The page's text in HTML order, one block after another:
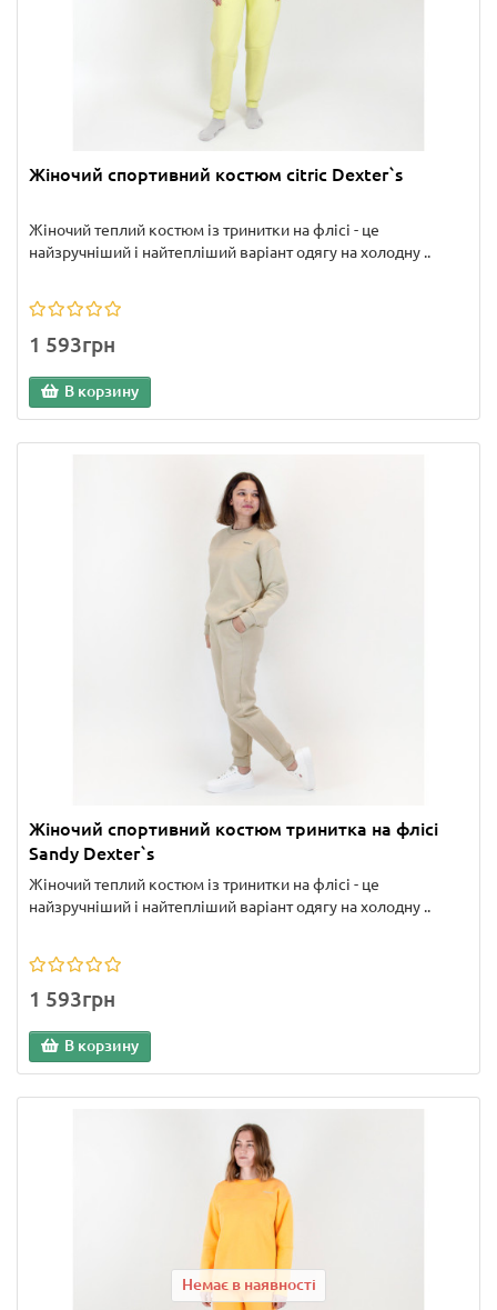
Жіночий спортивний костюм citric Dexter`s
Жіночий теплий костюм із тринитки на флісі - це
найзручніший і найтепліший варіант одягу на холодну ..
1 593грн
В корзину
Жіночий спортивний костюм тринитка на флісі
Sandy Dexter`s
Жіночий теплий костюм із тринитки на флісі - це
найзручніший і найтепліший варіант одягу на холодну ..
1 593грн
В корзину
Немає в наявності